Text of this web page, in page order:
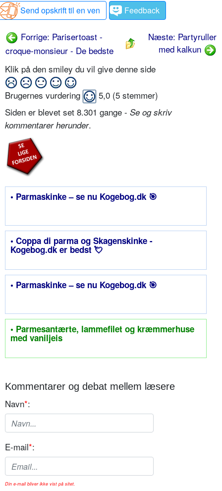
Send opskrift til en ven
Feedback
Forrige: Parisertoast -
croque-monsieur - De bedste
Næste: Partyruller
med kalkun
Klik på den smiley du vil give denne side
Brugernes vurdering 5,0 (5 stemmer)
Siden er blevet set 8.301 gange - Se og skriv
kommentarer herunder.
• Parmaskinke – se nu Kogebog.dk 🎯
• Coppa di parma og Skagenskinke -
Kogebog.dk er bedst 💘
• Parmaskinke – se nu Kogebog.dk 🎯
• Parmesantærte, lammefilet og kræmmerhuse
med vaniljeis
Kommentarer og debat mellem læsere
Navn*:
E-mail*:
Din e-mail bliver ikke vist på sitet.